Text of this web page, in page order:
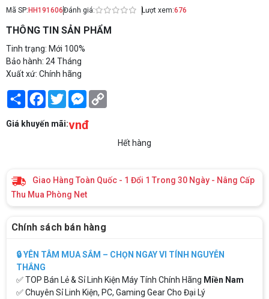
Mã SP: HH191606Đánh giá: Lượt xem:676
THÔNG TIN SẢN PHẨM
Tinh trạng: Mới 100%
Bảo hành: 24 Tháng
Xuất xứ: Chính hãng
Share Facebook
TwitterMessenger
Giá khuyến mãi:vnđ
Hết hàng
Giao Hàng Toàn Quốc - 1 Đổi 1 Trong 30 Ngày - Nâng Cấp
Thu Mua Phòng Net
Chính sách bán hàng
🔒 YÊN TÂM MUA SẮM – CHỌN NGAY VI TÍNH NGUYỄN
THẮNG
✅ TOP Bán Lẻ & Sỉ Linh Kiện Máy Tính Chính Hãng Miền Nam
✅ Chuyên Sỉ Linh Kiện, PC, Gaming Gear Cho Đại Lý